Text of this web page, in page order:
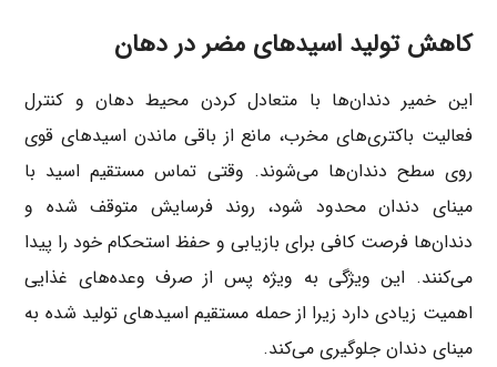
کاهش تولید اسیدهای مضر در دهان
این خمیر دندان‌ها با متعادل کردن محیط دهان و کنترل
فعالیت باکتری‌های مخرب، مانع از باقی ماندن اسیدهای قوی
روی سطح دندان‌ها می‌شوند. وقتی تماس مستقیم اسید با
مینای دندان محدود شود، روند فرسایش متوقف شده و
دندان‌ها فرصت کافی برای بازیابی و حفظ استحکام خود را پیدا
می‌کنند. این ویژگی به ویژه پس از صرف وعده‌های غذایی
اهمیت زیادی دارد زیرا از حمله مستقیم اسیدهای تولید شده به
مینای دندان جلوگیری می‌کند.